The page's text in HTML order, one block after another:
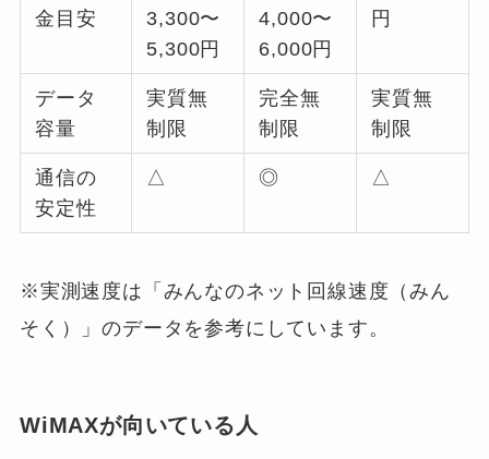
金目安
3,300〜
5,300円
4,000〜
6,000円
円
データ
容量
実質無
制限
完全無
制限
実質無
制限
通信の
安定性
△ ◎ △
※実測速度は「みんなのネット回線速度（みん
そく）」のデータを参考にしています。
WiMAXが向いている人